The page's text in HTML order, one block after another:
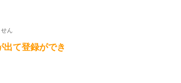
ん
て登録ができ